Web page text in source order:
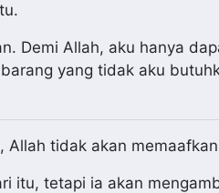
Demi Allah, aku hanya
yang tidak aku
tidak akan
itu, tetapi ia akan